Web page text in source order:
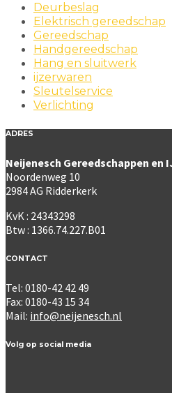
Deurbeslag
Elektrisch gereedschap
Gereedschap
Handgereedschap
Hang en sluitwerk
ijzerwaren
Sleutelservice
Verlichting
ADRES
Neijenesch Gereedschappen en
Noordenweg 10
2984 AG Ridderkerk
KvK : 24343298
Btw : 1366.74.227.B01
CONTACT
Tel: 0180-42 42 49
Fax: 0180-43 15 34
Mail: info@neijenesch.nl
Volg op social media